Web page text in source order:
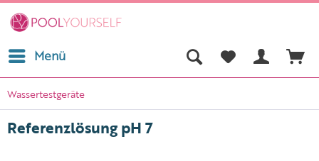
Menü
Wassertestgeräte
Referenzlösung pH 7